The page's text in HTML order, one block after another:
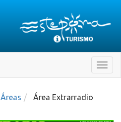
página
Turística
Toggle
Áreas Área Extrarradio